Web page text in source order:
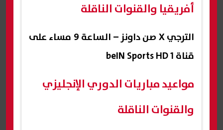
أفريقيا والقنوات الناقلة
الترجي X صن داونز – الساعة 9 مساء على
قناة beIN Sports HD 1
مواعيد مباريات الدوري الإنجليزي
والقنوات الناقلة